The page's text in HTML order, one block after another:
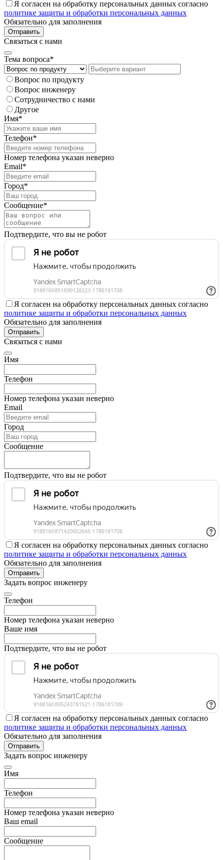
Я согласен на обработку персональных данных согласно
политике защиты и обработки персональных данных
Обязательно для заполнения
Отправить
Связаться с нами
Тема вопроса*
Вопрос по продукту
Вопрос инженеру
Сотрудничество с нами
Другое
Имя*
Телефон*
Номер телефона указан неверно
Email*
Город*
Сообщение*
Подтвердите, что вы не робот
Я согласен на обработку персональных данных согласно
политике защиты и обработки персональных данных
Обязательно для заполнения
Отправить
Связаться с нами
Имя
Телефон
Номер телефона указан неверно
Email
Город
Сообщение
Подтвердите, что вы не робот
Я согласен на обработку персональных данных согласно
политике защиты и обработки персональных данных
Обязательно для заполнения
Отправить
Задать вопрос инженеру
Телефон
Номер телефона указан неверно
Ваше имя
Подтвердите, что вы не робот
Я согласен на обработку персональных данных согласно
политике защиты и обработки персональных данных
Обязательно для заполнения
Отправить
Задать вопрос инженеру
Имя
Телефон
Номер телефона указан неверно
Ваш email
Сообщение